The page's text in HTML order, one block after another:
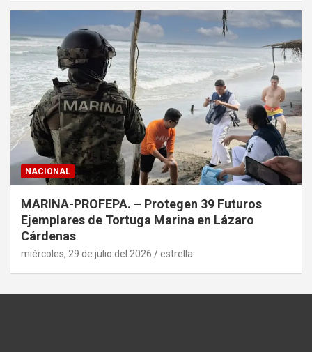
NACIONAL
MARINA-PROFEPA. – Protegen 39 Futuros
Ejemplares de Tortuga Marina en Lázaro
Cárdenas
miércoles, 29 de julio del 2026 estrella